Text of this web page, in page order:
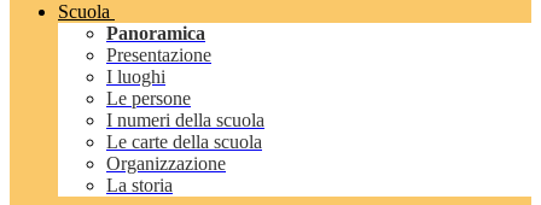
Scuola
Panoramica
Presentazione
I luoghi
Le persone
I numeri della scuola
Le carte della scuola
Organizzazione
La storia